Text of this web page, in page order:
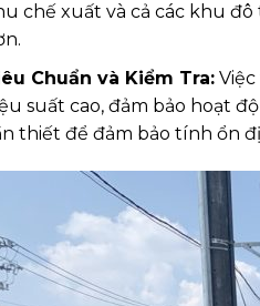
chế xuất và cả các khu
Chuẩn và Kiểm Tra:Việc
suất cao, đảm bảo hoạt
thiết để đảm bảo tính ổn